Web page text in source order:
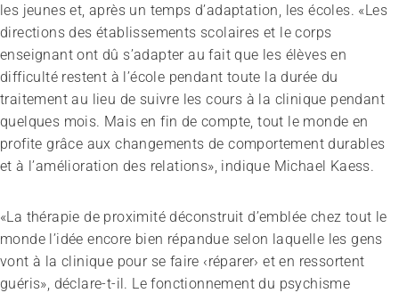
les jeunes et, après un temps d’adaptation, les écoles. «Les
directions des établissements scolaires et le corps
enseignant ont dû s’adapter au fait que les élèves en
difficulté restent à l’école pendant toute la durée du
traitement au lieu de suivre les cours à la clinique pendant
quelques mois. Mais en fin de compte, tout le monde en
profite grâce aux changements de comportement durables
et à l’amélioration des relations», indique Michael Kaess.
«La thérapie de proximité déconstruit d’emblée chez tout le
monde l’idée encore bien répandue selon laquelle les gens
vont à la clinique pour se faire ‹réparer› et en ressortent
guéris», déclare-t-il. Le fonctionnement du psychisme